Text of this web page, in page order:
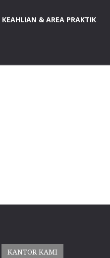
KEAHLIAN & AREA PRAKTIK
KANTOR KAMI